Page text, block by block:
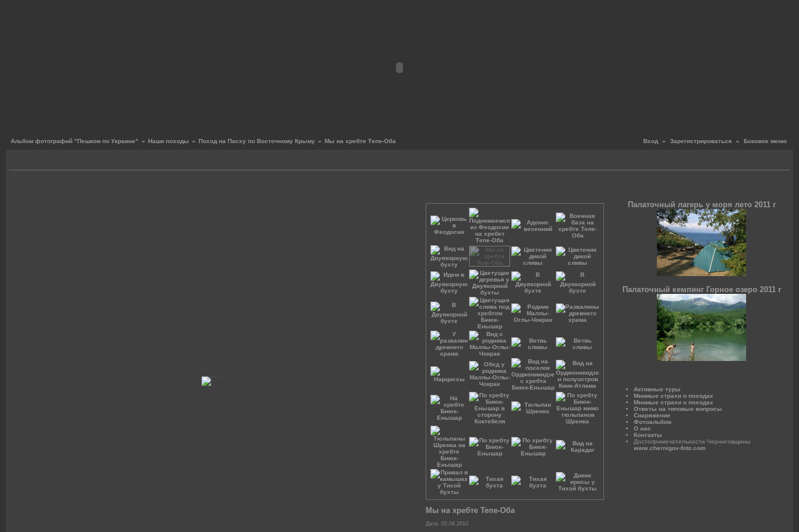
Вход « Зарегистрироваться « Боковое меню
Альбом фотографий "Пешком по Украине" » Наши походы » Поход на Пасху по Восточному Крыму » Мы на хребте Тепе-Оба
Мы на хребте Тепе-Оба
Дата: 03.04.2010
Палаточный лагерь у моря лето 2011 г
Палаточный кемпинг Горное озеро 2011 г
Активные туры
Мнимые страхи о походах
Мнимые страхи о походах
Ответы на типовые вопросы
Снаряжение
Фотоальбом
О нас
Контакты
Достопримечательности Черниговщины
www.chernigov-foto.com